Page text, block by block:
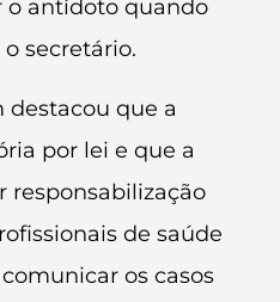
o antídoto quando
secretário.
destacou que a
por lei e que a
responsabilização
de saúde
os casos